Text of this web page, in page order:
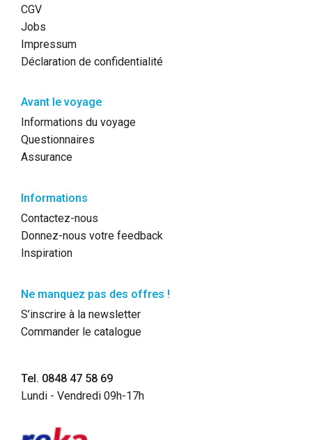
CGV
Jobs
Impressum
Déclaration de confidentialité
Avant le voyage
Informations du voyage
Questionnaires
Assurance
Informations
Contactez-nous
Donnez-nous votre feedback
Inspiration
Ne manquez pas des offres !
S’inscrire à la newsletter
Commander le catalogue
Tel. 0848 47 58 69
Lundi - Vendredi 09h-17h